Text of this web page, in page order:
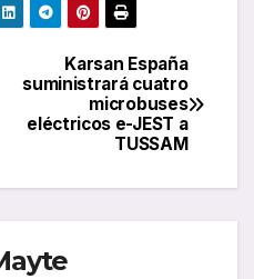
Karsan España
suministrará cuatro
microbuses
eléctricos e-JEST a
TUSSAM